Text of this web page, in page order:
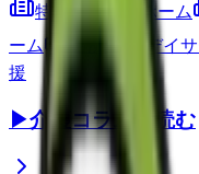
特別養護老人ホーム
ーム
通所介護(デイサ
援
▶介護コラムを読む